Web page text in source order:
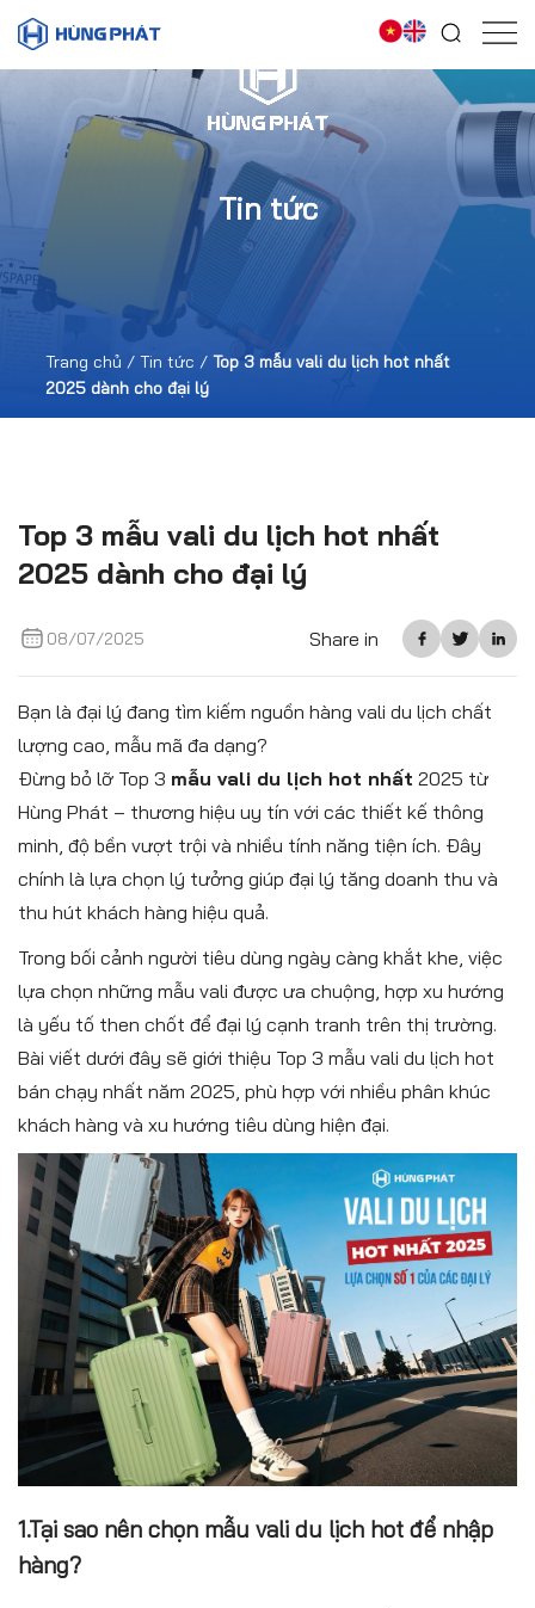
Tin tức
Trang chủ / Tin tức / Top 3 mẫu vali du lịch hot nhất
2025 dành cho đại lý
Top 3 mẫu vali du lịch hot nhất
2025 dành cho đại lý
08/07/2025 Share in
Bạn là đại lý đang tìm kiếm nguồn hàng vali du lịch chất
lượng cao, mẫu mã đa dạng?
Đừng bỏ lỡ Top 3 mẫu vali du lịch hot nhất 2025 từ
Hùng Phát – thương hiệu uy tín với các thiết kế thông
minh, độ bền vượt trội và nhiều tính năng tiện ích. Đây
chính là lựa chọn lý tưởng giúp đại lý tăng doanh thu và
thu hút khách hàng hiệu quả.
Trong bối cảnh người tiêu dùng ngày càng khắt khe, việc
lựa chọn những mẫu vali được ưa chuộng, hợp xu hướng
là yếu tố then chốt để đại lý cạnh tranh trên thị trường.
Bài viết dưới đây sẽ giới thiệu Top 3 mẫu vali du lịch hot
bán chạy nhất năm 2025, phù hợp với nhiều phân khúc
khách hàng và xu hướng tiêu dùng hiện đại.
1.Tại sao nên chọn mẫu vali du lịch hot để nhập
hàng?